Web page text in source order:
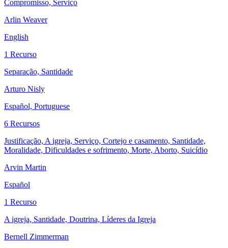
Compromisso, Serviço
Arlin Weaver
English
1 Recurso
Separação, Santidade
Arturo Nisly
Español, Portuguese
6 Recursos
Justificação, A igreja, Serviço, Cortejo e casamento, Santidade,
Moralidade, Dificuldades e sofrimento, Morte, Aborto, Suicídio
Arvin Martin
Español
1 Recurso
A igreja, Santidade, Doutrina, Líderes da Igreja
Bernell Zimmerman